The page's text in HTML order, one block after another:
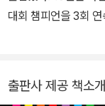
대회 챔피언을 3회 연속해서 지
seful Day>가 2000
출판사 제공 책소개